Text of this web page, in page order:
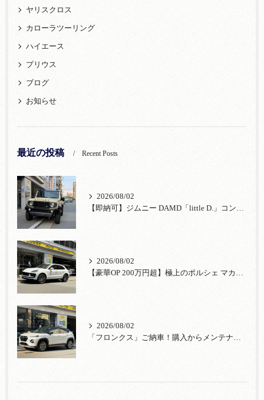
ヤリスクロス
カローラツーリング
ハイエース
プリウス
ブログ
お知らせ
最近の投稿 Recent Posts
2026/08/02
2026/08/02
2026/08/02